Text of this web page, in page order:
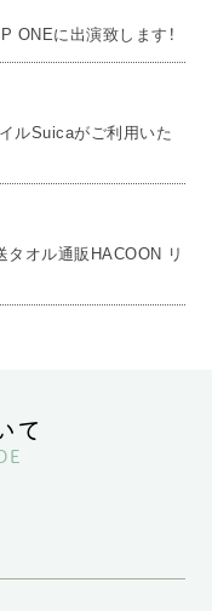
ONEに出演致します！
イルSuicaがご利用いた
タオル通販HACOON リ
て